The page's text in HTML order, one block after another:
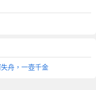
舟，一壺千金